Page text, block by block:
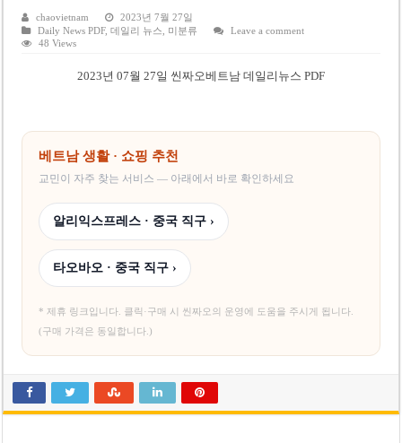
호찌민시, 올해 국경절 연휴 5일 연속 휴무 확정… 8월 29일~9월 2일
조세심판원, 배우 유연석 30억 세금 불복 청구 기각
chaovietnam
2023년 7월 27일
Daily News PDF,데일리 뉴스 미분류
Leave a comment
48 Views
2023년 07월 27일 씬짜오베트남 데일리뉴스 PDF
베트남 생활 · 쇼핑 추천
교민이 자주 찾는 서비스 — 아래에서 바로 확인하세요
알리익스프레스 · 중국 직구 ›
타오바오 · 중국 직구 ›
* 제휴 링크입니다. 클릭·구매 시 씬짜오의 운영에 도움을 주시게 됩니다.
(구매 가격은 동일합니다.)